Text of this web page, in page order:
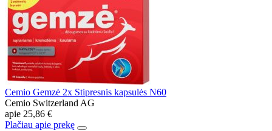
Cemio Gemzė 2x Stipresnis kapsulės N60
Cemio Switzerland AG
apie 25,86 €
Plačiau apie prekę